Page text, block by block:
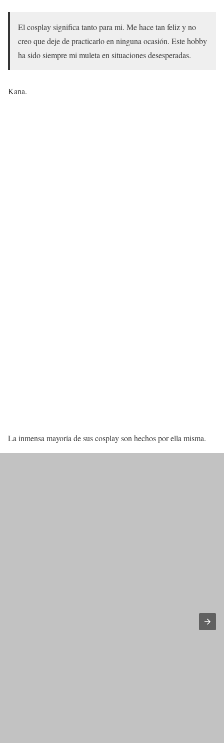
El cosplay significa tanto para mi. Me hace tan feliz y no
creo que deje de practicarlo en ninguna ocasión. Este hobby
ha sido siempre mi muleta en situaciones desesperadas.
Kana.
La inmensa mayoría de sus cosplay son hechos por ella misma.